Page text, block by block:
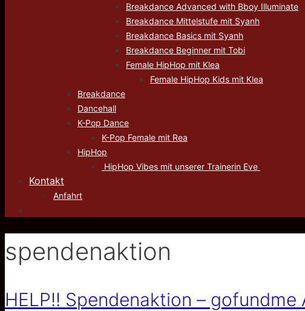
Breakdance Advanced with Bboy Illuminate
Breakdance Mittelstufe mit Syanh
Breakdance Basics mit Syanh
Breakdance Beginner mit Tobi
Female HipHop mit Klea
Female HipHop Kids mit Klea
Breakdance
Dancehall
K-Pop Dance
K-Pop Female mit Rea
HipHop
HipHop Vibes mit unserer Trainerin Eve
Kontakt
Anfahrt
spendenaktion
HELP!! Spendenaktion – gofundme